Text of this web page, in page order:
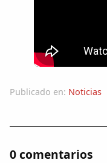
Comunidad
Publicado en: Noticias
0 comentarios